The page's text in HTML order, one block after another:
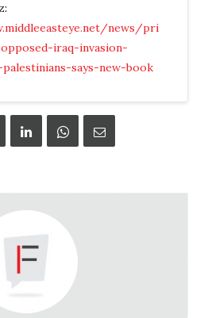
news/pri
iraq-invasion-
says-new-book